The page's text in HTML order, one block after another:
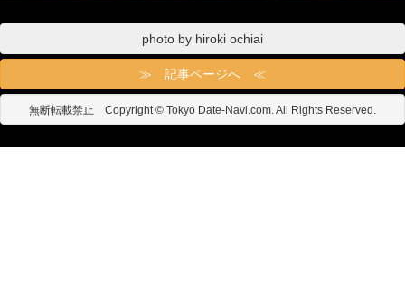
photo by hiroki ochiai
≫ 記事ページへ ≪
無断転載禁止 Copyright © Tokyo Date-Navi.com. All Rights Reserved.